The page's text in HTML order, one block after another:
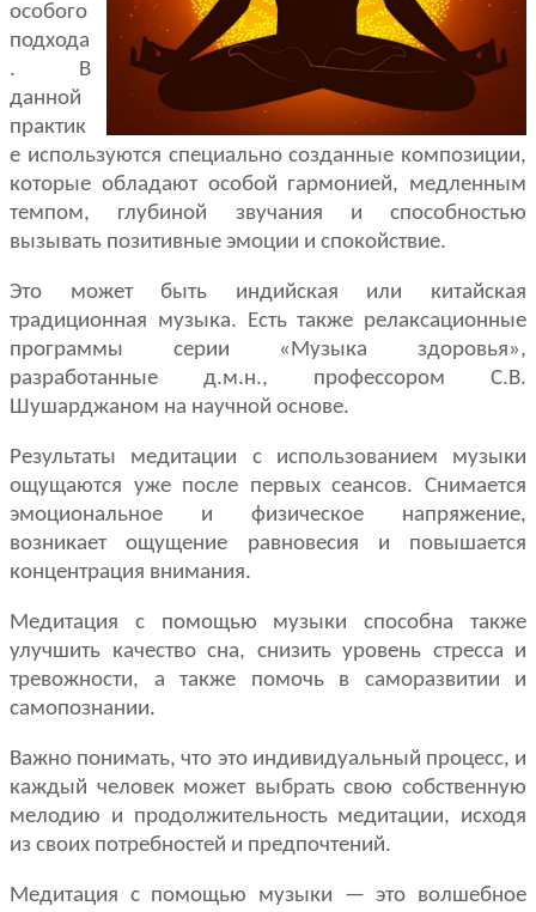
особого
подхода
. В
данной
практик
е используются специально созданные композиции,
которые обладают особой гармонией, медленным
темпом, глубиной звучания и способностью
вызывать позитивные эмоции и спокойствие.
Это может быть индийская или китайская
традиционная музыка. Есть также релаксационные
программы серии «Музыка здоровья»,
разработанные д.м.н., профессором С.В.
Шушарджаном на научной основе.
Результаты медитации с использованием музыки
ощущаются уже после первых сеансов. Снимается
эмоциональное и физическое напряжение,
возникает ощущение равновесия и повышается
концентрация внимания.
Медитация с помощью музыки способна также
улучшить качество сна, снизить уровень стресса и
тревожности, а также помочь в саморазвитии и
самопознании.
Важно понимать, что это индивидуальный процесс, и
каждый человек может выбрать свою собственную
мелодию и продолжительность медитации, исходя
из своих потребностей и предпочтений.
Медитация с помощью музыки — это волшебное